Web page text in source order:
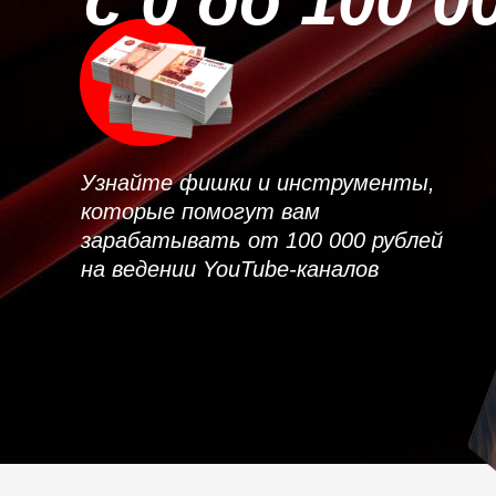
Узнайте фишки и инструменты,
которые помогут вам
зарабатывать от 100 000 рублей
на ведении YouTube-каналов